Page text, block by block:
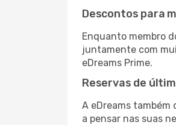
Descontos para
Enquanto membro
juntamente com
eDreams Prime.
Reservas de
A eDreams também
a pensar nas suas